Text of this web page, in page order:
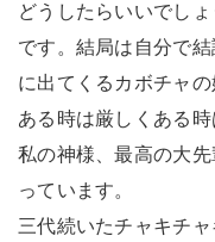
どうしたらいいでし
です。結局は自分で
に出てくるカボチャ
ある時は厳しくある
私の神様、最高の大
っています。
三代続いたチャキチ